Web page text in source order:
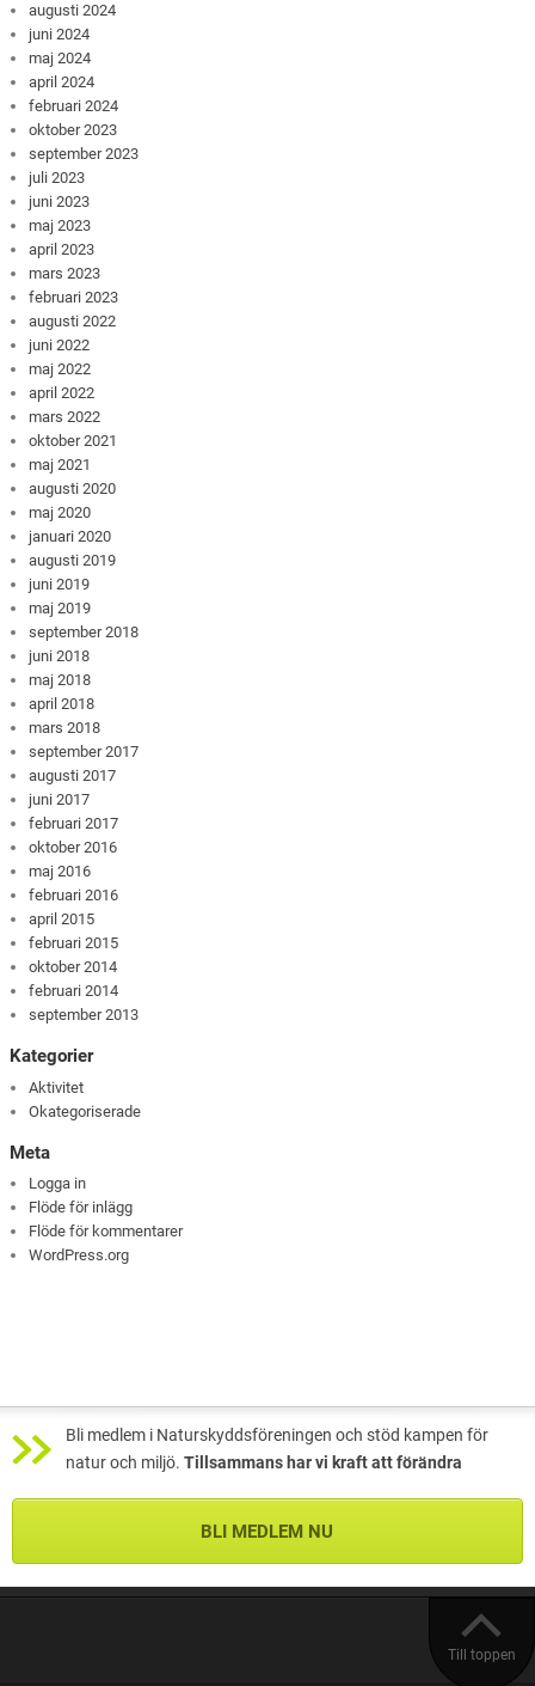
augusti 2024
juni 2024
maj 2024
april 2024
februari 2024
oktober 2023
september 2023
juli 2023
juni 2023
maj 2023
april 2023
mars 2023
februari 2023
augusti 2022
juni 2022
maj 2022
april 2022
mars 2022
oktober 2021
maj 2021
augusti 2020
maj 2020
januari 2020
augusti 2019
juni 2019
maj 2019
september 2018
juni 2018
maj 2018
april 2018
mars 2018
september 2017
augusti 2017
juni 2017
februari 2017
oktober 2016
maj 2016
februari 2016
april 2015
februari 2015
oktober 2014
februari 2014
september 2013
Kategorier
Aktivitet
Okategoriserade
Meta
Logga in
Flöde för inlägg
Flöde för kommentarer
WordPress.org
Bli medlem i Naturskyddsföreningen och stöd kampen för
natur och miljö. Tillsammans har vi kraft att förändra
BLI MEDLEM NU
Till toppen